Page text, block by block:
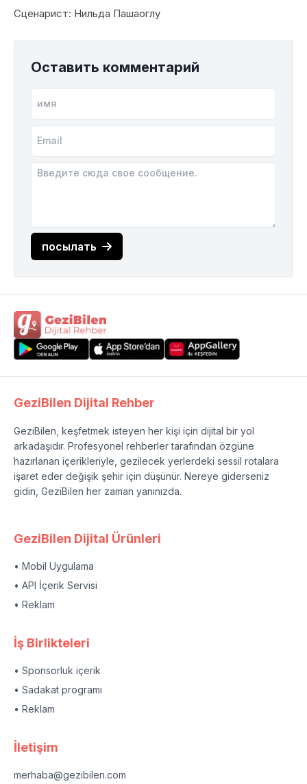
Сценарист: Нильда Пашаоглу
Оставить комментарий
посылать
GeziBilen Dijital Rehber
GeziBilen, keşfetmek isteyen her kişi için dijital bir yol
arkadaşıdır. Profesyonel rehberler tarafından özgüne
hazırlanan içerikleriyle, gezilecek yerlerdeki sessil rotalara
işaret eder değişik şehir için düşünür. Nereye giderseniz
gidin, GeziBilen her zaman yanınızda.
GeziBilen Dijital Ürünleri
• Mobil Uygulama
• API İçerik Servisi
• Reklam
İş Birlikteleri
• Sponsorluk içerik
• Sadakat programı
• Reklam
İletişim
merhaba@gezibilen.com